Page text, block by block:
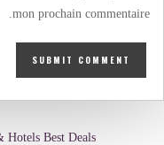
mon prochain commentaire.
Best Deals